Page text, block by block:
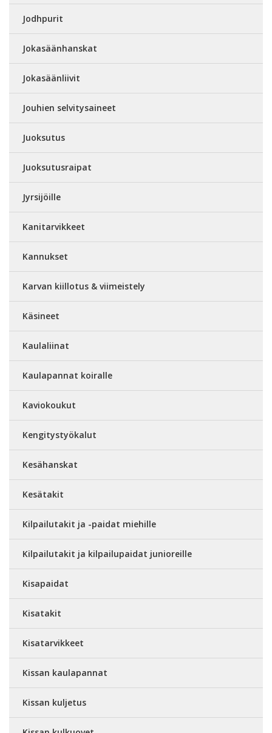
Jodhpurit
Jokasäänhanskat
Jokasäänliivit
Jouhien selvitysaineet
Juoksutus
Juoksutusraipat
Jyrsijöille
Kanitarvikkeet
Kannukset
Karvan kiillotus & viimeistely
Käsineet
Kaulaliinat
Kaulapannat koiralle
Kaviokoukut
Kengitystyökalut
Kesähanskat
Kesätakit
Kilpailutakit ja -paidat miehille
Kilpailutakit ja kilpailupaidat junioreille
Kisapaidat
Kisatakit
Kisatarvikkeet
Kissan kaulapannat
Kissan kuljetus